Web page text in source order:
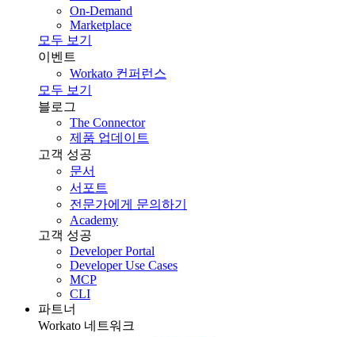
On-Demand
Marketplace
모두 보기
이벤트
Workato 컨퍼런스
모두 보기
블로그
The Connector
제품 업데이트
고객 성공
문서
서포트
전문가에게 문의하기
Academy
고객 성공
Developer Portal
Developer Use Cases
MCP
CLI
파트너
Workato 네트워크